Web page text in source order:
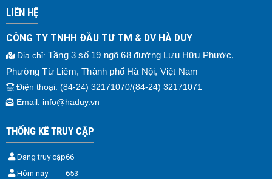
LIÊN HỆ
CÔNG TY TNHH ĐẦU TƯ TM & DV HÀ DUY
Địa chỉ: Tầng 3 số 19 ngõ 68 đường Lưu Hữu Phước,
Phường Từ Liêm, Thành phố Hà Nội, Việt Nam
Điện thoại: (84-24) 32171070/(84-24) 32171071
Email: info@haduy.vn
THỐNG KÊ TRUY CẬP
Đang truy cập66
Hôm nay
653